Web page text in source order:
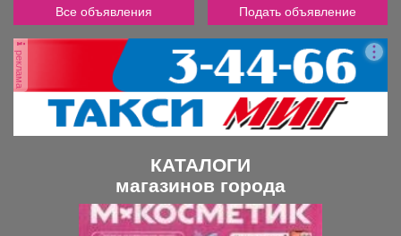
Все объявления Подать объявление
реклама
КАТАЛОГИ
магазинов города